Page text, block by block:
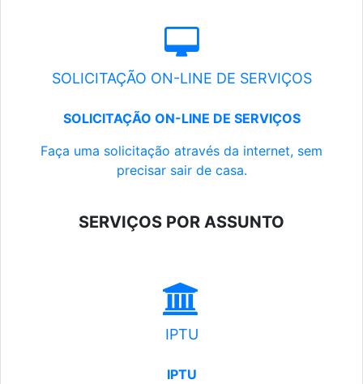
SOLICITAÇÃO ON-LINE DE SERVIÇOS
SOLICITAÇÃO ON-LINE DE SERVIÇOS
Faça uma solicitação através da internet, sem
precisar sair de casa.
SERVIÇOS POR ASSUNTO
IPTU
IPTU